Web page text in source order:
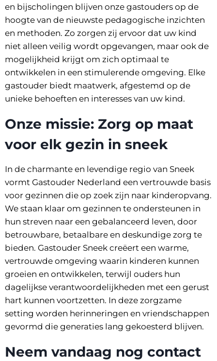
en bijscholingen blijven onze gastouders op de
hoogte van de nieuwste pedagogische inzichten
en methoden. Zo zorgen zij ervoor dat uw kind
niet alleen veilig wordt opgevangen, maar ook de
mogelijkheid krijgt om zich optimaal te
ontwikkelen in een stimulerende omgeving. Elke
gastouder biedt maatwerk, afgestemd op de
unieke behoeften en interesses van uw kind.
Onze missie: Zorg op maat
voor elk gezin in sneek
In de charmante en levendige regio van Sneek
vormt Gastouder Nederland een vertrouwde basis
voor gezinnen die op zoek zijn naar kinderopvang.
We staan klaar om gezinnen te ondersteunen in
hun streven naar een gebalanceerd leven, door
betrouwbare, betaalbare en deskundige zorg te
bieden. Gastouder Sneek creëert een warme,
vertrouwde omgeving waarin kinderen kunnen
groeien en ontwikkelen, terwijl ouders hun
dagelijkse verantwoordelijkheden met een gerust
hart kunnen voortzetten. In deze zorgzame
setting worden herinneringen en vriendschappen
gevormd die generaties lang gekoesterd blijven.
Neem vandaag nog contact